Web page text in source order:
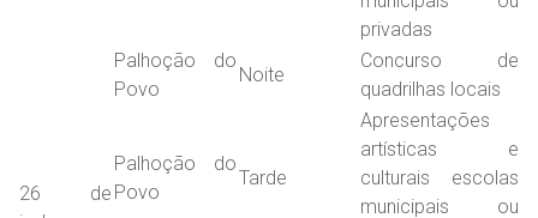
privadas
Palhoção do
Povo
Noite
Concurso de
quadrilhas locais
26 de
Palhoção do
Povo
Tarde
Apresentações
artísticas e
culturais escolas
municipais ou